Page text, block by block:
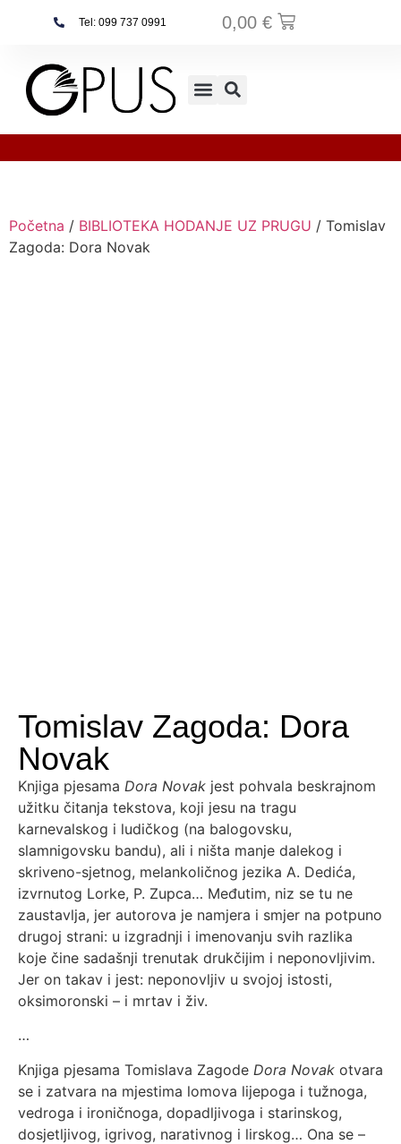
Tel: 099 737 0991 0,00 €
Početna / BIBLIOTEKA HODANJE UZ PRUGU / Tomislav
Zagoda: Dora Novak
Tomislav Zagoda: Dora
Novak
Knjiga pjesama Dora Novak jest pohvala beskrajnom
užitku čitanja tekstova, koji jesu na tragu
karnevalskog i ludičkog (na balogovsku,
slamnigovsku bandu), ali i ništa manje dalekog i
skriveno-sjetnog, melankoličnog jezika A. Dedića,
izvrnutog Lorke, P. Zupca… Međutim, niz se tu ne
zaustavlja, jer autorova je namjera i smjer na potpuno
drugoj strani: u izgradnji i imenovanju svih razlika
koje čine sadašnji trenutak drukčijim i neponovljivim.
Jer on takav i jest: neponovljiv u svojoj istosti,
oksimoronski – i mrtav i živ.
…
Knjiga pjesama Tomislava Zagode Dora Novak otvara
se i zatvara na mjestima lomova lijepoga i tužnoga,
vedroga i ironičnoga, dopadljivoga i starinskog,
dosjetljivog, igrivog, narativnog i lirskog… Ona se –